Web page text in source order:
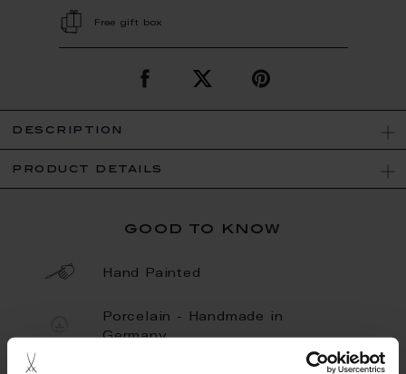
Free gift box
description
product details
good to know
Hand Painted
Porcelain - Handmade in
Germany